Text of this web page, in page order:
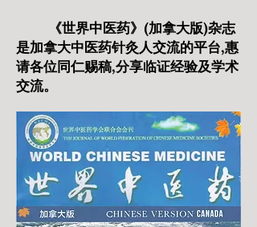
《世界中医药》(加拿大版)杂志
是加拿大中医药针灸人交流的平台,惠
请各位同仁赐稿,分享临证经验及学术
交流。